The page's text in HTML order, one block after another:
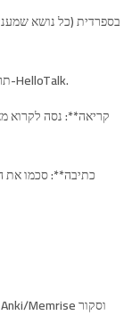
– תרגל שיחה של 20 דקות עם שותף לשפה בטנדם או ב-HelloTalk.